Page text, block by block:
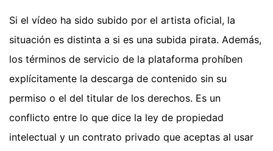
Si el vídeo ha sido subido por el artista oficial, la
situación es distinta a si es una subida pirata. Además,
los términos de servicio de la plataforma prohíben
explícitamente la descarga de contenido sin su
permiso o el del titular de los derechos. Es un
conflicto entre lo que dice la ley de propiedad
intelectual y un contrato privado que aceptas al usar